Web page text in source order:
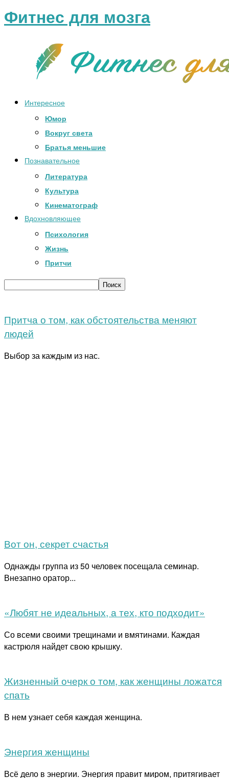
Фитнес для мозга
Интересное
Юмор
Вокруг света
Братья меньшие
Познавательное
Литература
Культура
Кинематограф
Вдохновляющее
Психология
Жизнь
Притчи
Притча о том, как обстоятельства меняют
людей
Выбор за каждым из нас.
Вот он, секрет счастья
Однажды группа из 50 человек посещала семинар.
Внезапно оратор...
«Любят не идеальных, а тех, кто подходит»
Со всеми своими трещинами и вмятинами. Каждая
кастрюля найдет свою крышку.
Жизненный очерк о том, как женщины ложатся
спать
В нем узнает себя каждая женщина.
Энергия женщины
Всё дело в энергии. Энергия правит миром, притягивает